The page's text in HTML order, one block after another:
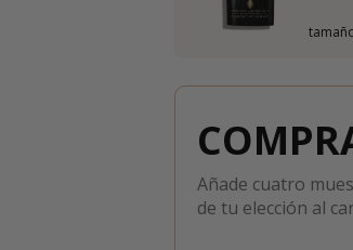
Añade cuatro
de tu elección al